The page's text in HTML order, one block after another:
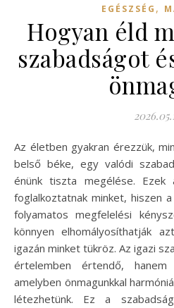
EGÉSZSÉG ,
Hogyan éld
szabadságot
Az életben gyakran érezzük, mintha valami hiányozna: egy
belső béke, egy valódi
énünk tiszta megélése. Ezek
foglalkoztatnak minket, hiszen
folyamatos megfelelési
könnyen elhomályosíthatják
igazán minket tükröz. Az igazi
értelemben értendő,
amelyben önmagunkkal
létezhetünk. Ez a